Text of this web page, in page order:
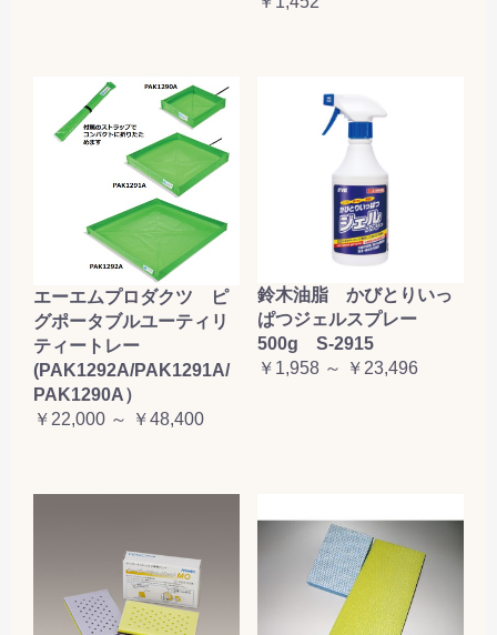
エーエムプロダクツ ピ
グポータブルユーティリ
ティートレー
(PAK1292A/PAK1291A/
PAK1290A）
￥22,000 ～ ￥48,400
鈴木油脂 かびとりいっ
ぱつジェルスプレー
500g S-2915
￥1,958 ～ ￥23,496